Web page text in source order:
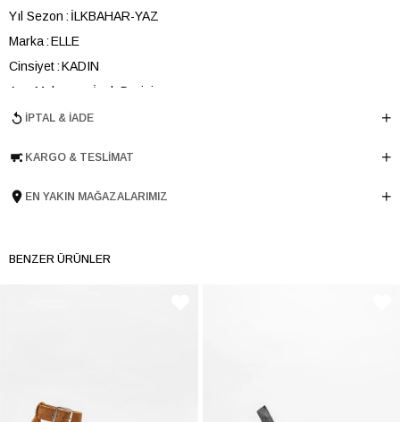
Yıl Sezon
İLKBAHAR-YAZ
Marka ELLE
Cinsiyet KADIN
Ana Malzeme
İnek Derisi
Astar Malzemesi
Taban Malzemesi
Ürün Cinsi
Dolgu Topuk
Ürün Grubu
SANDALET
İPTAL & İADE
KARGO & TESLIMAT
EN YAKIN MAĞAZALARIMIZ
BENZER ÜRÜNLER